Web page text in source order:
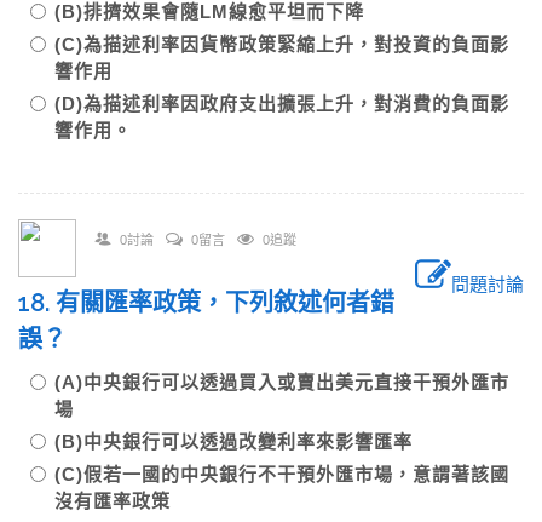
(B)排擠效果會隨LM線愈平坦而下降
(C)為描述利率因貨幣政策緊縮上升，對投資的負面影
響作用
(D)為描述利率因政府支出擴張上升，對消費的負面影
響作用。
0討論 0留言 0追蹤
問題討論
18. 有關匯率政策，下列敘述何者錯
誤？
(A)中央銀行可以透過買入或賣出美元直接干預外匯市
場
(B)中央銀行可以透過改變利率來影響匯率
(C)假若一國的中央銀行不干預外匯市場，意謂著該國
沒有匯率政策